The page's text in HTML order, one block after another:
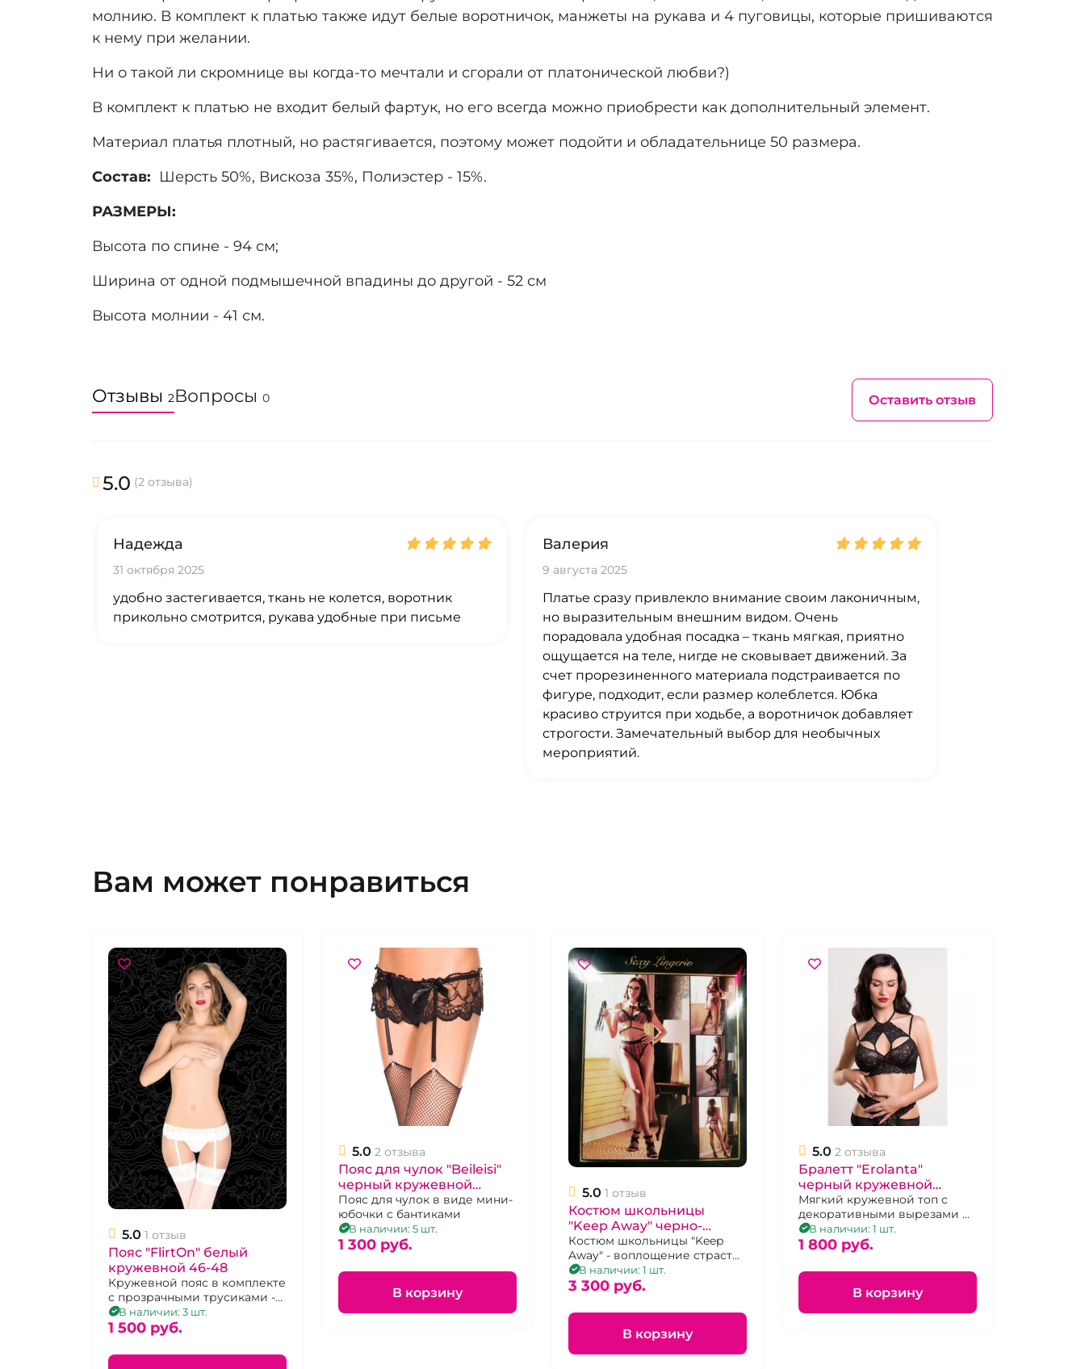
молнию. В комплект к платью также идут белые воротничок, манжеты на рукава и 4 пуговицы, которые пришиваются
к нему при желании.
Ни о такой ли скромнице вы когда-то мечтали и сгорали от платонической любви?)
В комплект к платью не входит белый фартук, но его всегда можно приобрести как дополнительный элемент.
Материал платья плотный, но растягивается, поэтому может подойти и обладательнице 50 размера.
Состав: Шерсть 50%, Вискоза 35%, Полиэстер - 15%.
РАЗМЕРЫ:
Высота по спине - 94 см;
Ширина от одной подмышечной впадины до другой - 52 см
Высота молнии - 41 см.
Отзывы 2Вопросы 0 Оставить отзыв
5.0 (2 отзыва)
Надежда
31 октября 2025
удобно застегивается, ткань не колется, воротник
прикольно смотрится, рукава удобные при письме
Валерия
9 августа 2025
Платье сразу привлекло внимание своим лаконичным,
но выразительным внешним видом. Очень
порадовала удобная посадка – ткань мягкая, приятно
ощущается на теле, нигде не сковывает движений. За
счет прорезиненного материала подстраивается по
фигуре, подходит, если размер колеблется. Юбка
красиво струится при ходьбе, а воротничок добавляет
строгости. Замечательный выбор для необычных
мероприятий.
Вам может понравиться
5.0 1 отзыв
Пояс "FlirtOn" белый
кружевной 46-48
Кружевной пояс в комплекте
с прозрачными трусиками -
стрингами.
В наличии: 3 шт.
1 500 pуб.
5.0 2 отзыва
Пояс для чулок "Beileisi"
черный кружевной
размер 46-48
Пояс для чулок в виде мини-
юбочки с бантиками
В наличии: 5 шт.
1 300 pуб.
В корзину
5.0 1 отзыв
Костюм школьницы
"Keep Away" черно-
красное боди с
воротником, 44-46
Костюм школьницы "Keep
Away" - воплощение страсти
и невинности
В наличии: 1 шт.
3 300 pуб.
В корзину
5.0 2 отзыва
Бралетт "Erolanta"
черный кружевной
удлиненный, 46-48
Мягкий кружевной топ с
декоративными вырезами и
перемычками
В наличии: 1 шт.
1 800 pуб.
В корзину